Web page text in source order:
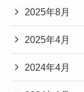
2025年8月
2025年4月
2024年4月